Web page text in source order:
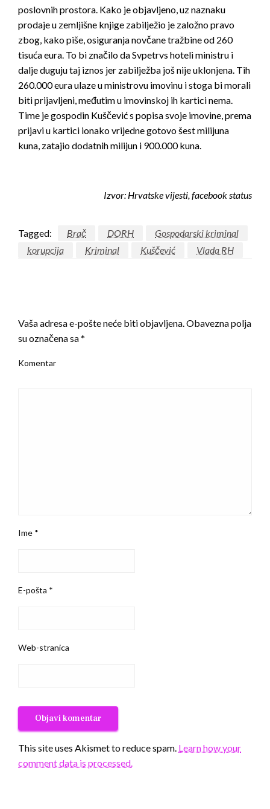
poslovnih prostora. Kako je objavljeno, uz naznaku
prodaje u zemljišne knjige zabilježio je založno pravo
zbog, kako piše, osiguranja novčane tražbine od 260
tisuća eura. To bi značilo da Svpetrvs hoteli ministru i
dalje duguju taj iznos jer zabilježba još nije uklonjena. Tih
260.000 eura ulaze u ministrovu imovinu i stoga bi morali
biti prijavljeni, međutim u imovinskoj ih kartici nema.
Time je gospodin Kuščević s popisa svoje imovine, prema
prijavi u kartici ionako vrijedne gotovo šest milijuna
kuna, zatajio dodatnih milijun i 900.000 kuna.
Izvor: Hrvatske vijesti, facebook status
Tagged: Brač DORH
Gospodarski kriminal
korupcija
Kriminal Kuščević Vlada RH
Vaša adresa e-pošte neće biti objavljena. Obavezna polja
su označena sa*
Komentar
Ime *
E-pošta *
Web-stranica
This site uses Akismet to reduce spam. Learn how your
comment data is processed.